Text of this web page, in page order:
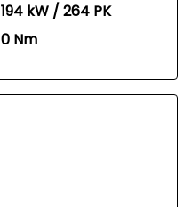
194 kW / 264 PK
0 Nm